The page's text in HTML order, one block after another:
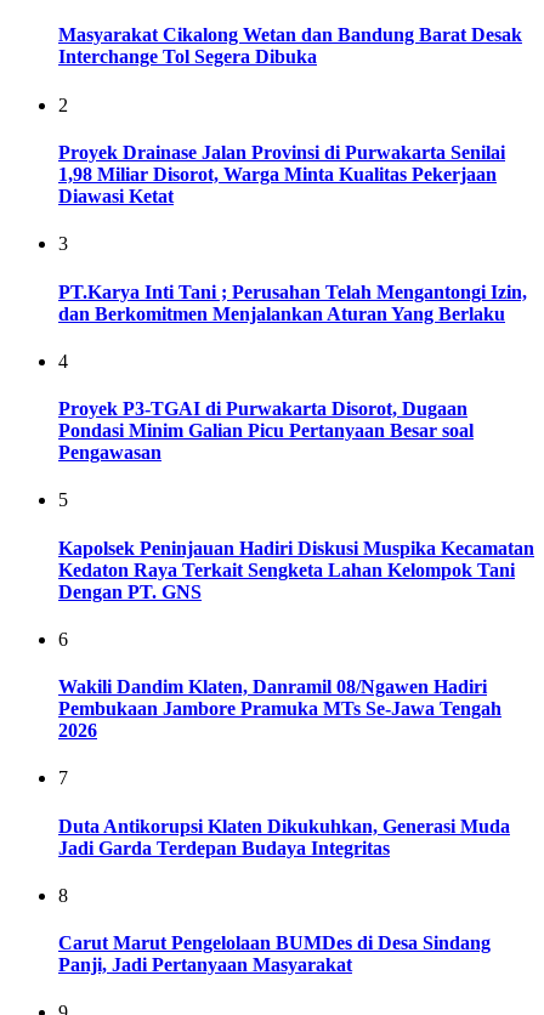
Masyarakat Cikalong Wetan dan Bandung Barat Desak
Interchange Tol Segera Dibuka
2
Proyek Drainase Jalan Provinsi di Purwakarta Senilai
1,98 Miliar Disorot, Warga Minta Kualitas Pekerjaan
Diawasi Ketat
3
PT.Karya Inti Tani ; Perusahan Telah Mengantongi Izin,
dan Berkomitmen Menjalankan Aturan Yang Berlaku
4
Proyek P3-TGAI di Purwakarta Disorot, Dugaan
Pondasi Minim Galian Picu Pertanyaan Besar soal
Pengawasan
5
Kapolsek Peninjauan Hadiri Diskusi Muspika Kecamatan
Kedaton Raya Terkait Sengketa Lahan Kelompok Tani
Dengan PT. GNS
6
Wakili Dandim Klaten, Danramil 08/Ngawen Hadiri
Pembukaan Jambore Pramuka MTs Se-Jawa Tengah
2026
7
Duta Antikorupsi Klaten Dikukuhkan, Generasi Muda
Jadi Garda Terdepan Budaya Integritas
8
Carut Marut Pengelolaan BUMDes di Desa Sindang
Panji, Jadi Pertanyaan Masyarakat